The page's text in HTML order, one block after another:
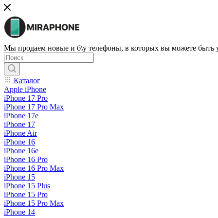
Мы продаем новые и б\у телефоны, в которых вы можете быть
Каталог
Apple iPhone
iPhone 17 Pro
iPhone 17 Pro Max
iPhone 17e
iPhone 17
iPhone Air
iPhone 16
iPhone 16e
iPhone 16 Pro
iPhone 16 Pro Max
iPhone 15
iPhone 15 Plus
iPhone 15 Pro
iPhone 15 Pro Max
iPhone 14